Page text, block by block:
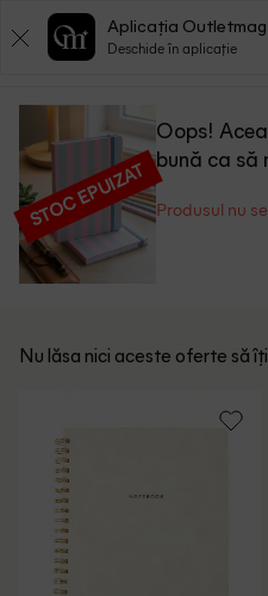
STOC EPUIZAT
Oops!
bună ca să
Produsul nu
Nu lăsa nici aceste oferte să
Aplicația Outletmag
Deschide în aplicație